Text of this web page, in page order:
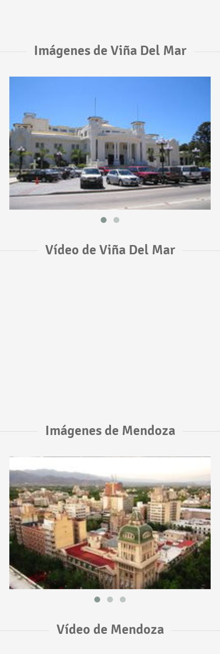
Imágenes de Viña Del Mar
Vídeo de Viña Del Mar
Imágenes de Mendoza
Vídeo de Mendoza